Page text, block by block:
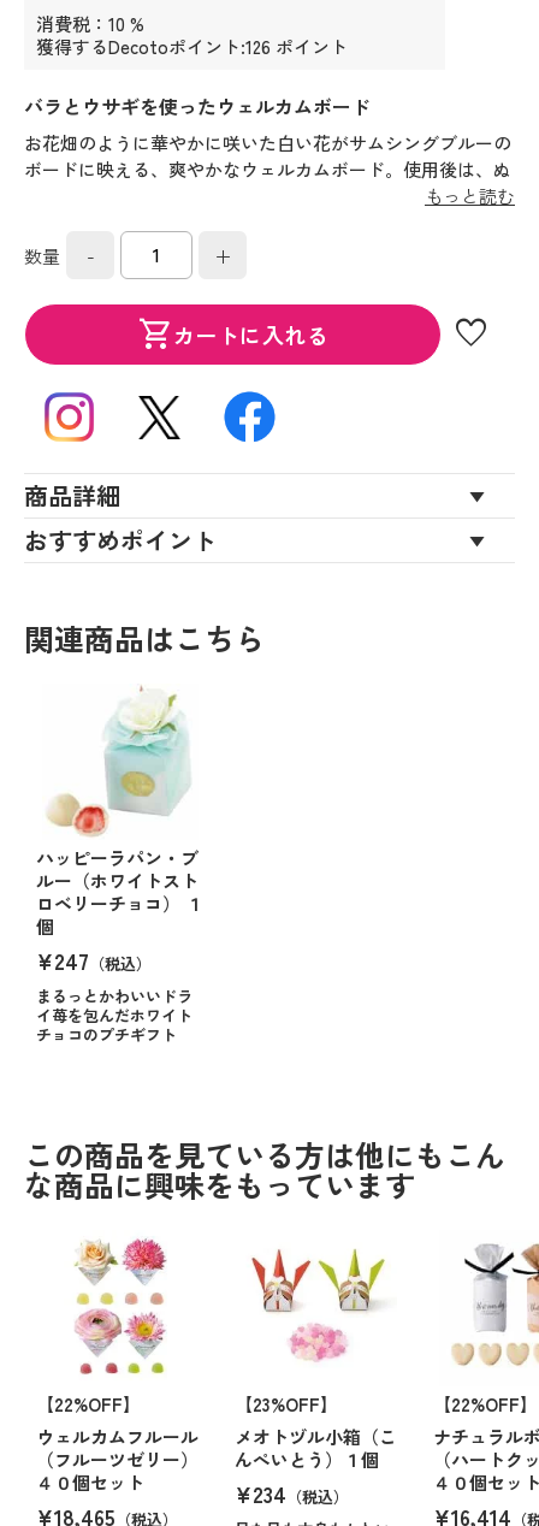
消費税：10 %
獲得するDecotoポイント:126 ポイント
バラとウサギを使ったウェルカムボード
お花畑のように華やかに咲いた白い花がサムシングブルーの
ボードに映える、爽やかなウェルカムボード。使用後は、ぬ
もっと読む
数量 - +
shopping_cartカートに入れる favorite
商品詳細
おすすめポイント
関連商品はこちら
ハッピーラパン・ブ
ルー（ホワイトスト
ロベリーチョコ） １
個
¥247 （税込）
まるっとかわいいドラ
イ苺を包んだホワイト
チョコのプチギフト
この商品を見ている方は他にもこん
な商品に興味をもっています
【22%OFF】
ウェルカムフルール
（フルーツゼリー）
４０個セット
¥18,465 （税込）
【23%OFF】
メオトヅル小箱（こ
んぺいとう）１個
¥234 （税込）
【22%OFF】
ナチュラル
（ハートク
４０個セッ
¥16,414 （